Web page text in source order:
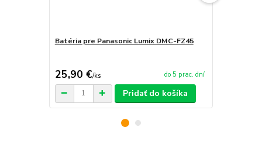
Batéria pre Panasonic Lumix DMC-FZ45
25,90 €/ks do 5 prac. dní
Pridať do košíka